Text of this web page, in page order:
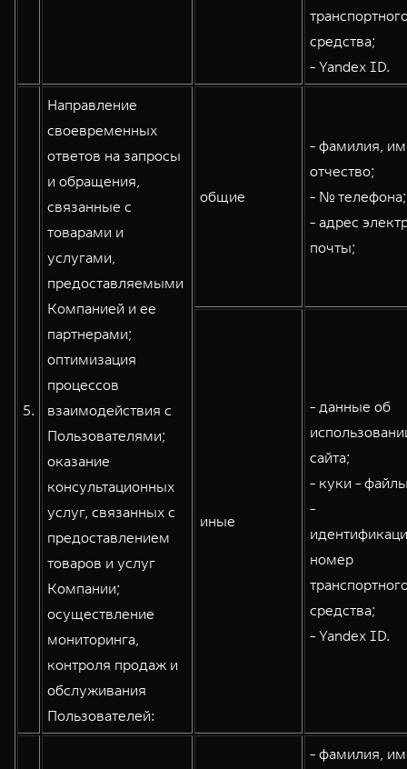
средства;
- Yandex ID.
5.
Направление
своевременных
ответов на запросы
и обращения,
связанные с
товарами и
услугами,
предоставляемыми
Компанией и ее
партнерами;
оптимизация
процессов
взаимодействия с
Пользователями;
оказание
консультационных
услуг, связанных с
предоставлением
товаров и услуг
Компании;
осуществление
мониторинга,
контроля продаж и
обслуживания
Пользователей:
общие
- фамилия,
отчество;
- № телефона;
- адрес
почты;
иные
- данные об
сайта;
- куки -
-
номер
средства;
- Yandex ID.
- фамилия,